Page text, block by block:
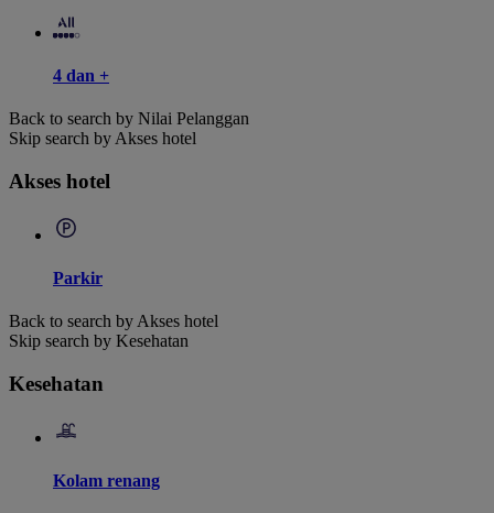
4 dan +
Back to search by Nilai Pelanggan
Skip search by Akses hotel
Akses hotel
Parkir
Back to search by Akses hotel
Skip search by Kesehatan
Kesehatan
Kolam renang